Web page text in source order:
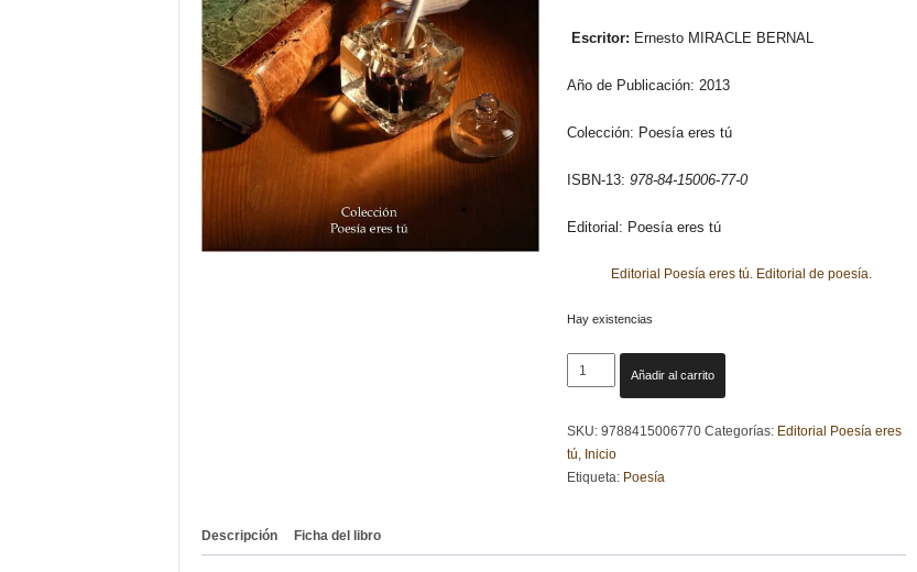
Escritor: Ernesto MIRACLE BERNAL
Año de Publicación: 2013
Colección: Poesía eres tú
ISBN-13:978-84-15006-77-0
Editorial: Poesía eres tú
Editorial Poesía eres tú. Editorial de poesía.
Hay existencias
ANTOLOGÍA
POÉTICA.
MIRACLE
BERNAL
cantidad
Añadir al carrito
SKU:9788415006770 Categorías: Editorial Poesía eres
tú, Inicio
Etiqueta: Poesía
Descripción Ficha del libro